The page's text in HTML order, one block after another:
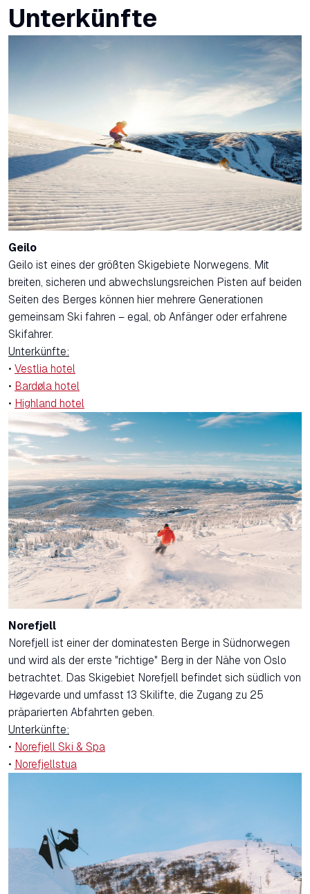
Unterkünfte
Geilo
Geilo ist eines der größten Skigebiete Norwegens. Mit
breiten, sicheren und abwechslungsreichen Pisten auf beiden
Seiten des Berges können hier mehrere Generationen
gemeinsam Ski fahren – egal, ob Anfänger oder erfahrene
Skifahrer.
Unterkünfte:
• Vestlia hotel
• Bardøla hotel
• Highland hotel
Norefjell
Norefjell ist einer der dominatesten Berge in Südnorwegen
und wird als der erste "richtige" Berg in der Nähe von Oslo
betrachtet. Das Skigebiet Norefjell befindet sich südlich von
Høgevarde und umfasst 13 Skilifte, die Zugang zu 25
präparierten Abfahrten geben.
Unterkünfte:
• Norefjell Ski & Spa
• Norefjellstua